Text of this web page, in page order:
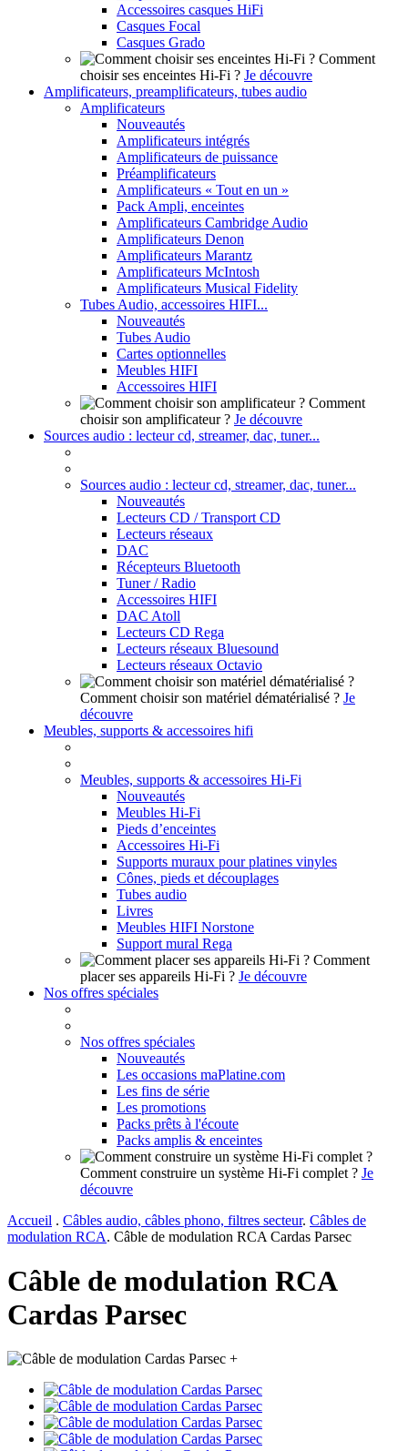
Accessoires casques HiFi
Casques Focal
Casques Grado
Comment
choisir ses enceintes Hi-Fi ? Je découvre
Amplificateurs, preamplificateurs, tubes audio
Amplificateurs
Nouveautés
Amplificateurs intégrés
Amplificateurs de puissance
Préamplificateurs
Amplificateurs « Tout en un »
Pack Ampli, enceintes
Amplificateurs Cambridge Audio
Amplificateurs Denon
Amplificateurs Marantz
Amplificateurs McIntosh
Amplificateurs Musical Fidelity
Tubes Audio, accessoires HIFI...
Nouveautés
Tubes Audio
Cartes optionnelles
Meubles HIFI
Accessoires HIFI
Comment
choisir son amplificateur ? Je découvre
Sources audio : lecteur cd, streamer, dac, tuner...
Sources audio : lecteur cd, streamer, dac, tuner...
Nouveautés
Lecteurs CD / Transport CD
Lecteurs réseaux
DAC
Récepteurs Bluetooth
Tuner / Radio
Accessoires HIFI
DAC Atoll
Lecteurs CD Rega
Lecteurs réseaux Bluesound
Lecteurs réseaux Octavio
Comment choisir son matériel dématérialisé ? Je
découvre
Meubles, supports & accessoires hifi
Meubles, supports & accessoires Hi-Fi
Nouveautés
Meubles Hi-Fi
Pieds d’enceintes
Accessoires Hi-Fi
Supports muraux pour platines vinyles
Cônes, pieds et découplages
Tubes audio
Livres
Meubles HIFI Norstone
Support mural Rega
Comment
placer ses appareils Hi-Fi ? Je découvre
Nos offres spéciales
Nos offres spéciales
Nouveautés
Les occasions maPlatine.com
Les fins de série
Les promotions
Packs prêts à l'écoute
Packs amplis & enceintes
Comment construire un système Hi-Fi complet ? Je
découvre
Accueil . Câbles audio, câbles phono, filtres secteur. Câbles de
modulation RCA. Câble de modulation RCA Cardas Parsec
Câble de modulation RCA
Cardas Parsec
+